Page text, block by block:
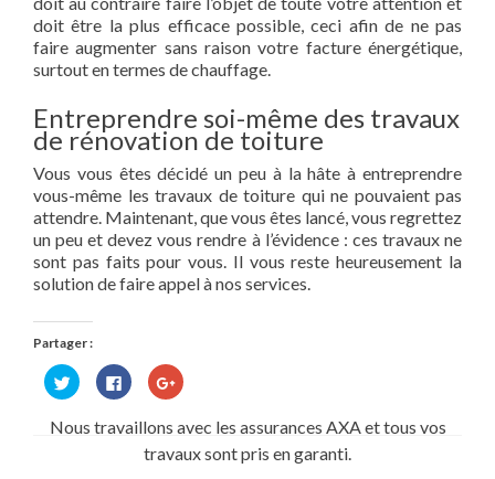
doit être la plus efficace possible, ceci afin de ne pas
faire augmenter sans raison votre facture énergétique,
surtout en termes de chauffage.
Entreprendre soi-même des travaux
de rénovation de toiture
Vous vous êtes décidé un peu à la hâte à entreprendre
vous-même les travaux de toiture qui ne pouvaient pas
attendre. Maintenant, que vous êtes lancé, vous regrettez
un peu et devez vous rendre à l’évidence : ces travaux ne
sont pas faits pour vous. Il vous reste heureusement la
solution de faire appel à nos services.
Partager :
Cliquez
pour
partager
Twitter(ouvre
Cliquez
pour
partager
sur
Facebook(ouvre
dans
une
Cliquez
pour
Google+
dans
Nous travaillons avec les assurances AXA et tous vos
travaux sont pris en garanti.